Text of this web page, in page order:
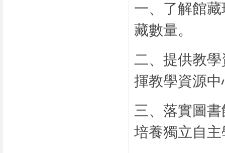
一、了解館
藏數量。
二、提供教
揮教學資源
三、落實圖
培養獨立自